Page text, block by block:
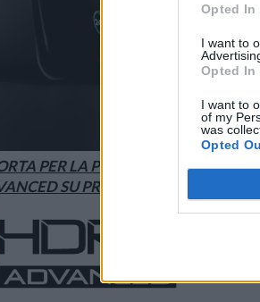
Opted In
I want to
Opted In
I want to
of my
was
Opted
PER LA PRIMA VOLTA
SU PRIME VIDEO